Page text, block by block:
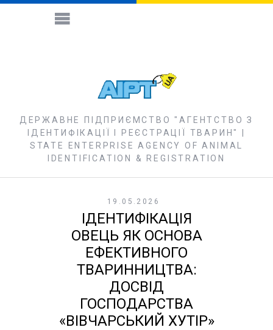
ДЕРЖАВНЕ ПІДПРИЄМСТВО "АГЕНТСТВО З
ІДЕНТИФІКАЦІЇ І РЕЄСТРАЦІЇ ТВАРИН" |
STATE ENTERPRISE AGENCY OF ANIMAL
IDENTIFICATION & REGISTRATION
19.05.2026
ІДЕНТИФІКАЦІЯ
ОВЕЦЬ ЯК ОСНОВА
ЕФЕКТИВНОГО
ТВАРИННИЦТВА:
ДОСВІД
ГОСПОДАРСТВА
«ВІВЧАРСЬКИЙ ХУТІР»